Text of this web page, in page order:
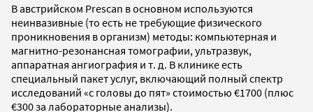
В австрийском Prescan в основном используются
неинвазивные (то есть не требующие физического
проникновения в организм) методы: компьютерная и
магнитно-резонансная томографии, ультразвук,
аппаратная ангиография и т. д. В клинике есть
специальный пакет услуг, включающий полный спектр
исследований «с головы до пят» стоимостью €1700 (плюс
€300 за лабораторные анализы).